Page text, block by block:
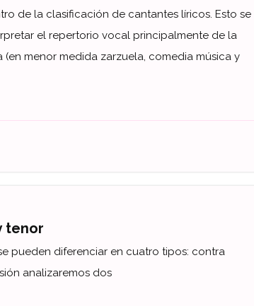
de la clasificación de cantantes líricos. Esto se
el repertorio vocal principalmente de la
menor medida zarzuela, comedia música y
tenor
pueden diferenciar en cuatro tipos: contra
analizaremos dos